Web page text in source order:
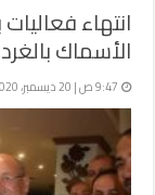
انتهاء
الأسماك
9:47 ص | 20 ديسمبر، 2020